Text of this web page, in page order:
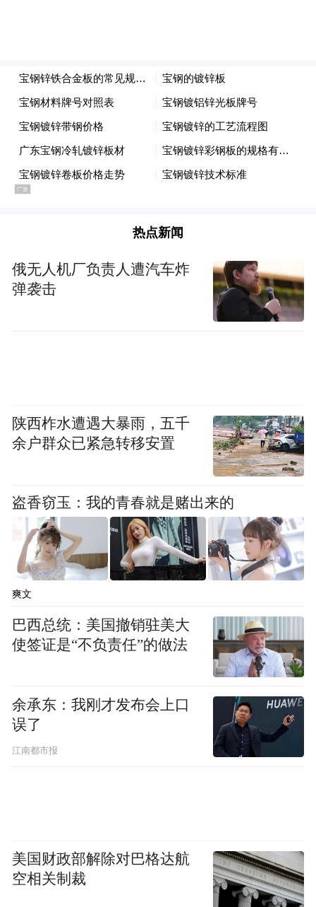
验，再到如今在重点市场设立子公司、招募
本土团队，老板电器逐步实现了从“走出去”
到“走进去”的转变。
特别是在海外组织模式探索上，老板电器精
准把握中国厨电全球化的核心痛点与全球市
伙人”模式。该模式将“利益共享、风险共
担、成果共创”的逻辑注入全球布局，通过本
地社群运营、线下体验等方式倾听消费者心
声，让品牌与消费者的沟通更具温度。尽管
品牌力构建：以硬核产品，链接全球用户需
求
己的独到理解：“在海外，品牌是产品和消费
者进行交流的能力，是满足消费者需求的综
合体现。”这一认知背后，是数十年如一日在
研发、生产、制造上的深耕。
目前，老板电器布局杭州、深圳、加州等全
球多个研发中心，手握7000多项核心技术专
利，主导并参与160多项国内外行业标准的制
定，这些硬实力成为产品创新的坚实后盾。
充分发挥在研发生产制造上的核心优势，老
板电器不仅满足消费者当下的需求，更要用
热点新闻
俄无人机厂负责人遭汽车炸
弹袭击
陕西柞水遭遇大暴雨，五千
余户群众已紧急转移安置
盗香窃玉：我的青春就是赌出来的
爽文
巴西总统：美国撤销驻美大
使签证是“不负责任”的做法
余承东：我刚才发布会上口
误了
江南都市报
美国财政部解除对巴格达航
空相关制裁